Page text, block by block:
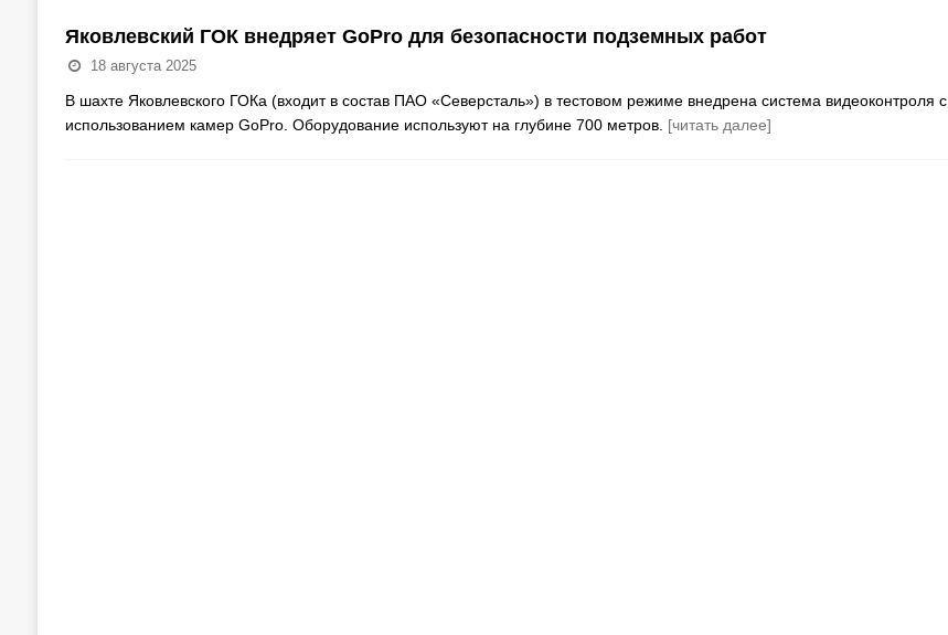
Яковлевский ГОК внедряет GoPro для безопасности подземных работ
18 августа 2025
В шахте Яковлевского ГОКа (входит в состав ПАО «Северсталь») в тестовом режиме внедрена система видеоконтроля с
использованием камер GoPro. Оборудование используют на глубине 700 метров. [читать далее]